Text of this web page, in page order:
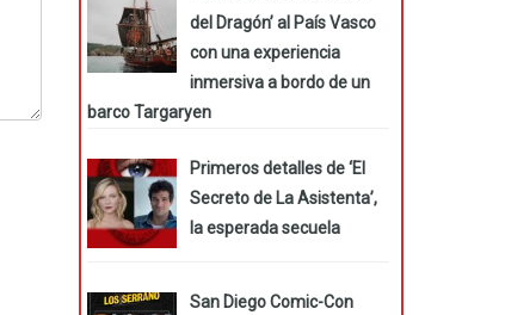
del Dragón’ al País Vasco
con una experiencia
inmersiva a bordo de un
barco Targaryen
Primeros detalles de ‘El
Secreto de La Asistenta’,
la esperada secuela
San Diego Comic-Con